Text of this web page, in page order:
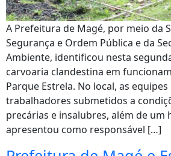
A Prefeitura de Magé, por meio da
Segurança e Ordem Pública e da
Ambiente, identificou nesta
carvoaria clandestina em
Parque Estrela. No local, as
trabalhadores submetidos a
precárias e insalubres, além de um
apresentou como responsável […]